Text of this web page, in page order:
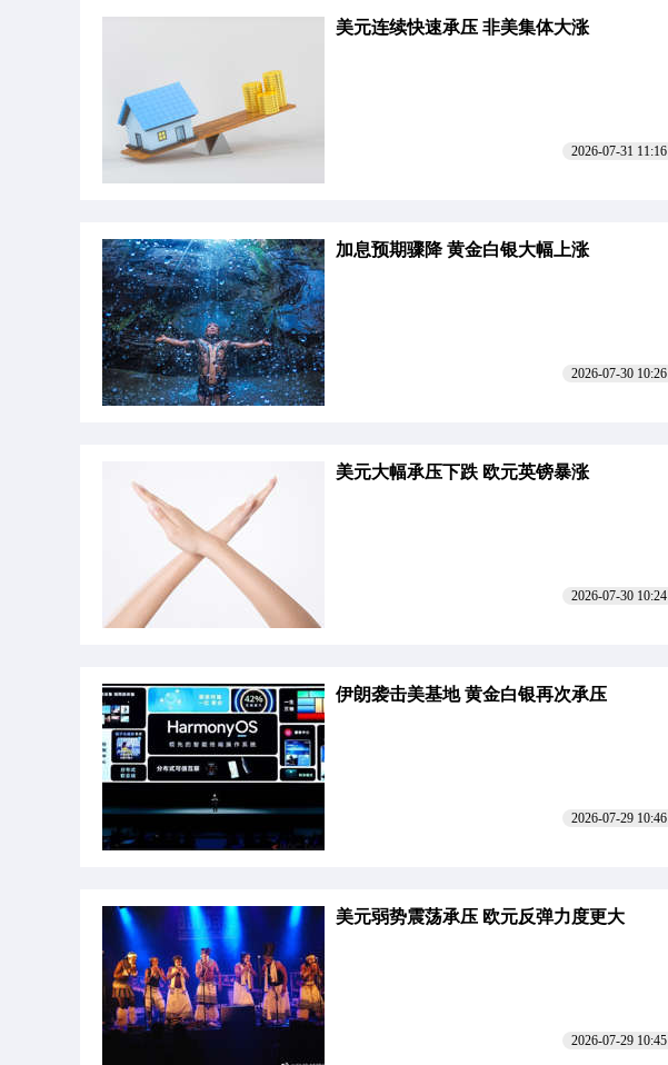
美元连续快速承压 非美集体大涨
2026-07-31 11:16
加息预期骤降 黄金白银大幅上涨
2026-07-30 10:26
美元大幅承压下跌 欧元英镑暴涨
2026-07-30 10:24
伊朗袭击美基地 黄金白银再次承压
2026-07-29 10:46
美元弱势震荡承压 欧元反弹力度更大
2026-07-29 10:45